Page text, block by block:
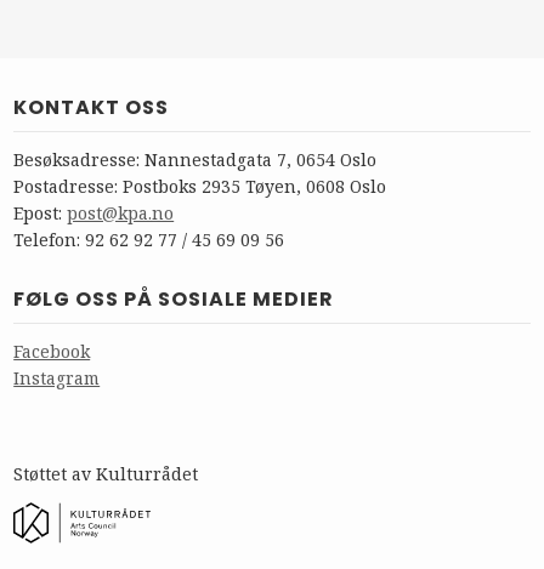
KONTAKT OSS
Besøksadresse: Nannestadgata 7, 0654 Oslo
Postadresse: Postboks 2935 Tøyen, 0608 Oslo
Epost:post@kpa.no
Telefon: 92 62 92 77 / 45 69 09 56
FØLG OSS PÅ SOSIALE MEDIER
Facebook
Instagram
Støttet av Kulturrådet